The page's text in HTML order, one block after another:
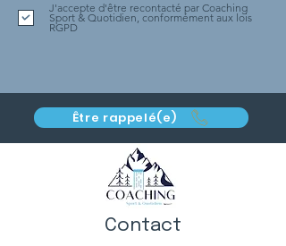
J'accepte d'être recontacté par Coaching
Sport & Quotidien, conformément aux lois
RGPD
Être rappelé(e)
Contact